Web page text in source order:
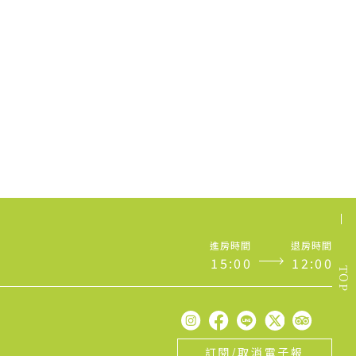
TOP
進房時間
15:00
退房時間
12:00
訂閱/取消電子報